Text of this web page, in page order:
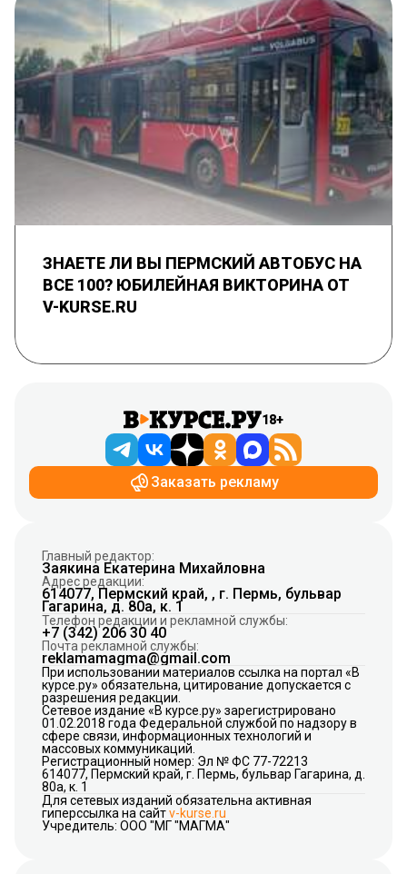
ЗНАЕТЕ ЛИ ВЫ ПЕРМСКИЙ АВТОБУС НА
ВСЕ 100? ЮБИЛЕЙНАЯ ВИКТОРИНА ОТ
V-KURSE.RU
18+
Заказать рекламу
Главный редактор:
Заякина Екатерина Михайловна
Адрес редакции:
614077, Пермский край, , г. Пермь, бульвар
Гагарина, д. 80а, к. 1
Телефон редакции и рекламной службы:
+7 (342) 206 30 40
Почта рекламной службы:
reklamamagma@gmail.com
При использовании материалов ссылка на портал «В
курсе.ру» обязательна, цитирование допускается с
разрешения редакции.
Сетевое издание «В курсе.ру» зарегистрировано
01.02.2018 года Федеральной службой по надзору в
сфере связи, информационных технологий и
массовых коммуникаций.
Регистрационный номер: Эл № ФС 77-72213
614077, Пермский край, г. Пермь, бульвар Гагарина, д.
80а, к. 1
Для сетевых изданий обязательна активная
гиперссылка на сайтv-kurse.ru
Учредитель: ООО "МГ "МАГМА"